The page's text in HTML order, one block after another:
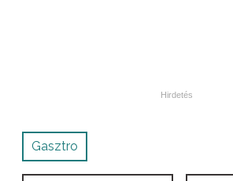
Gasztro